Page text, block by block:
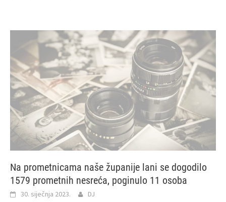
Na prometnicama naše županije lani se dogodilo
1579 prometnih nesreća, poginulo 11 osoba
30. siječnja 2023. DJ